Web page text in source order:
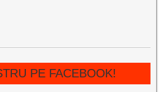
PE FACEBOOK!